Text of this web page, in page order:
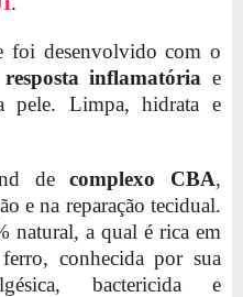
foi desenvolvido com o
inflamatória e
pele. Limpa, hidrata e
decomplexo CBA,
e na reparação tecidual.
natural, a qual é rica em
conhecida por sua
bactericida e